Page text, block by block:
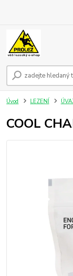
Úvod LEZENÍ
COOL